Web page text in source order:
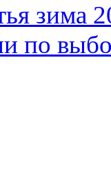
зима
по